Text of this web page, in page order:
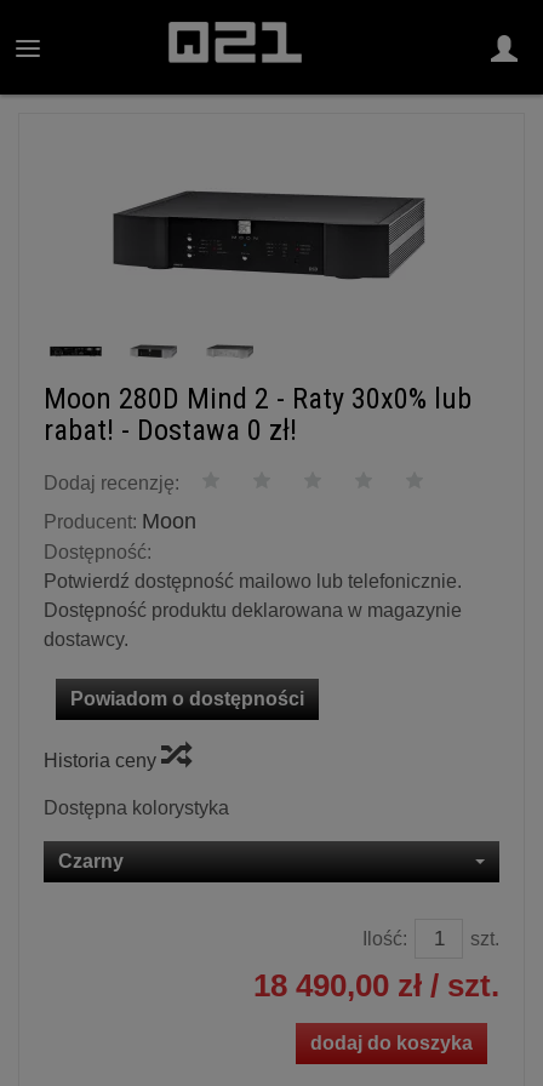
Moon 280D Mind 2 - Raty 30x0% lub
rabat! - Dostawa 0 zł!
Dodaj recenzję:
Producent: Moon
Dostępność:
Potwierdź dostępność mailowo lub telefonicznie.
Dostępność produktu deklarowana w magazynie
dostawcy.
Powiadom o dostępności
Historia ceny
Dostępna kolorystyka
Czarny
Ilość: szt.
18 490,00 zł / szt.
dodaj do koszyka